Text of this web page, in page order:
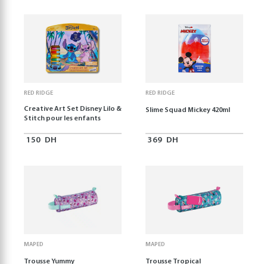
RED RIDGE
Creative Art Set Disney Lilo &
Stitch pour les enfants
150 DH
RED RIDGE
Slime Squad Mickey 420ml
369 DH
MAPED
Trousse Yummy
MAPED
Trousse Tropical